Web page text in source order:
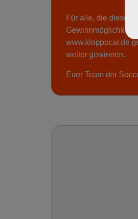
Für alle, die dieses
www.kloppocar.de
weiter gewinnen.
Euer Team der